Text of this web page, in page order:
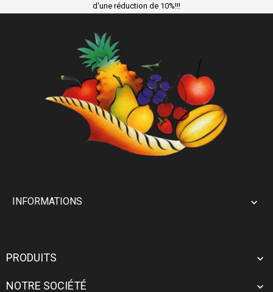
d'une réduction de 10%!!!
INFORMATIONS 
PRODUITS 
NOTRE SOCIÉTÉ 